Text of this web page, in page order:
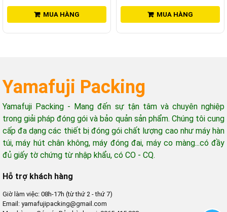
MUA HÀNG MUA HÀNG
Yamafuji Packing
Yamafuji Packing - Mang đến sự tận tâm và chuyên nghiệp
trong giải pháp đóng gói và bảo quản sản phẩm. Chúng tôi cung
cấp đa dạng các thiết bị đóng gói chất lượng cao như máy hàn
túi, máy hút chân không, máy đóng đai, máy co màng...có đầy
đủ giấy tờ chứng từ nhập khẩu, có CO - CQ.
Hỗ trợ khách hàng
Giờ làm việc: 08h-17h (từ thứ 2 - thứ 7)
Email: yamafujipacking@gmail.com